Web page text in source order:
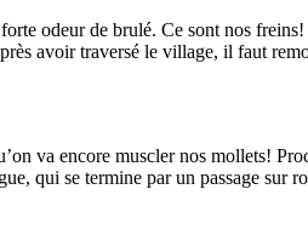
odeur de brulé. Ce sont nos
avoir traversé le village, il faut
va encore muscler nos mollets!
qui se termine par un passage sur